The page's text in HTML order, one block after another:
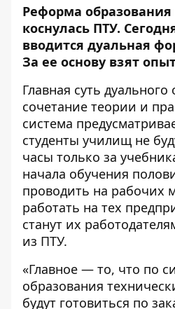
Реформа образования
коснулась ПТУ.
вводится дуальная
За ее основу взят
Главная суть
сочетание теории и
система
студенты училищ не
часы только за
начала обучения
проводить на рабочих
работать на тех
станут их
из ПТУ.
«Главное — то, что по
образования
будут готовиться по